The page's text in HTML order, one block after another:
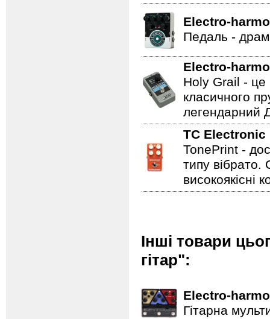
Electro-
Педаль -
Electro-
Holy Grail - це
класичного
легендарний
TC Electronic
TonePrint -
типу вібрато.
високоякісні
Інші товари
гітар":
Electro-
Гітарна